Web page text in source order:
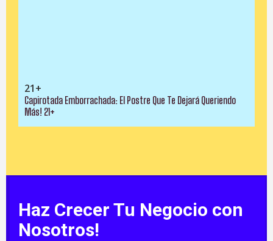
21+
Capirotada Emborrachada: El Postre Que Te Dejará Queriendo
Más! 21+
Haz Crecer Tu Negocio con
Nosotros!